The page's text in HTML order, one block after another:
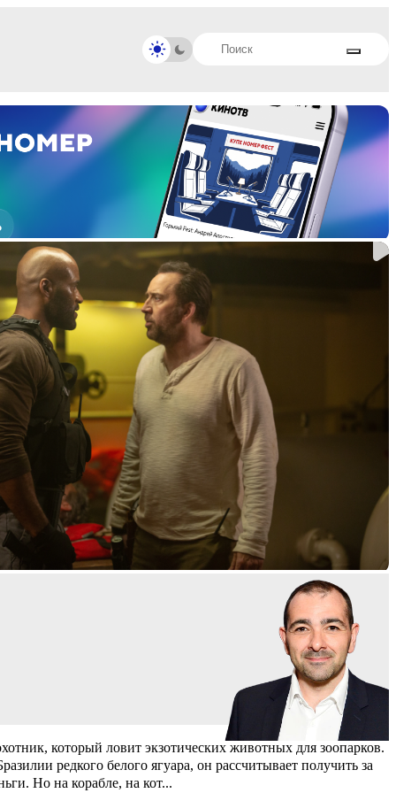
который ловит экзотических животных для зоопарков.
редкого белого ягуара, он рассчитывает получить за
Но на корабле, на кот...